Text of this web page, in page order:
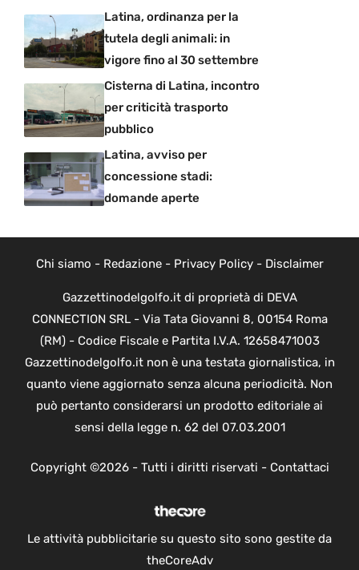
Latina, ordinanza per la
tutela degli animali: in
vigore fino al 30 settembre
Cisterna di Latina, incontro
per criticità trasporto
pubblico
Latina, avviso per
concessione stadi:
domande aperte
Chi siamo - Redazione- Privacy Policy- Disclaimer
Gazzettinodelgolfo.it di proprietà di DEVA
CONNECTION SRL - Via Tata Giovanni 8, 00154 Roma
(RM) - Codice Fiscale e Partita I.V.A. 12658471003
Gazzettinodelgolfo.it non è una testata giornalistica, in
quanto viene aggiornato senza alcuna periodicità. Non
può pertanto considerarsi un prodotto editoriale ai
sensi della legge n. 62 del 07.03.2001
Copyright ©2026 - Tutti i diritti riservati - Contattaci
Le attività pubblicitarie su questo sito sono gestite da
theCoreAdv